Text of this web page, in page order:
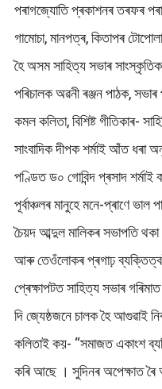
পৰাগজ্যোতি প্ৰকাশনৰ তৰফৰ
গামোচা, মানপত্ৰ, কিতাপৰ
হৈ অসম সাহিত্য সভাৰ
পৰিচালক অৱনী ৰঞ্জন পাঠক,
কমল কলিতা, বিশিষ্ট গীতিকাৰ-
সাংবাদিক দীপক শৰ্মাই আঁত ধৰা
পণ্ডিত ড০ গোবিন্দ প্ৰসাদ
পূৰ্বাঞ্চলৰ মানুহে মনে-প্ৰাণে
চৈয়দ আব্দুল মালিকৰ সভাপতি থকা
আৰু তেওঁলোকৰ প্ৰগাঢ়
প্ৰেক্ষাপটত সাহিত্য সভাৰ
দি জ্যেষ্ঠজনে চালক হৈ আগুৱাই
কলিতাই কয়- “সমাজত একাংশ
কৰি আছে । সুদিনৰ অপেক্ষাত ৰৈ